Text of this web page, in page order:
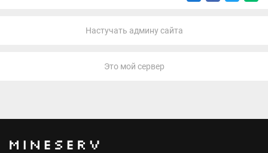
Настучать админу сайта
Это мой сервер